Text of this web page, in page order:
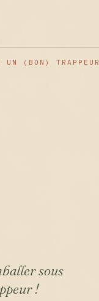
UN (BON) TRAPPEUR
sous
!